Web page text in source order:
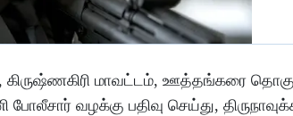
மாவட்டம், ஊத்தங்கரை
போலீசார் வழக்கு பதிவு செய்து,